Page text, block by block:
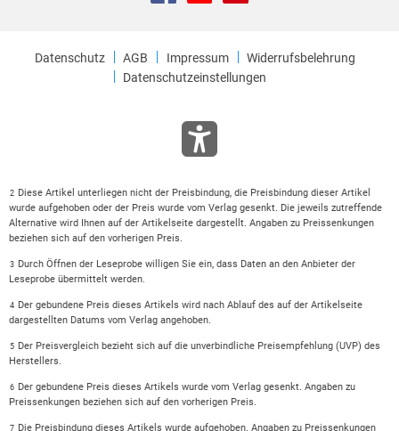
Datenschutz AGB Impressum
Widerrufsbelehrung
Datenschutzeinstellungen
2
Diese Artikel unterliegen nicht der Preisbindung, die Preisbindung dieser Artikel
wurde aufgehoben oder der Preis wurde vom Verlag gesenkt. Die jeweils zutreffende
Alternative wird Ihnen auf der Artikelseite dargestellt. Angaben zu Preissenkungen
beziehen sich auf den vorherigen Preis.
3
Durch Öffnen der Leseprobe willigen Sie ein, dass Daten an den Anbieter der
Leseprobe übermittelt werden.
4
Der gebundene Preis dieses Artikels wird nach Ablauf des auf der Artikelseite
dargestellten Datums vom Verlag angehoben.
5
Der Preisvergleich bezieht sich auf die unverbindliche Preisempfehlung (UVP) des
Herstellers.
6
Der gebundene Preis dieses Artikels wurde vom Verlag gesenkt. Angaben zu
Preissenkungen beziehen sich auf den vorherigen Preis.
7 Die Preisbindung dieses Artikels wurde aufgehoben. Angaben zu Preissenkungen